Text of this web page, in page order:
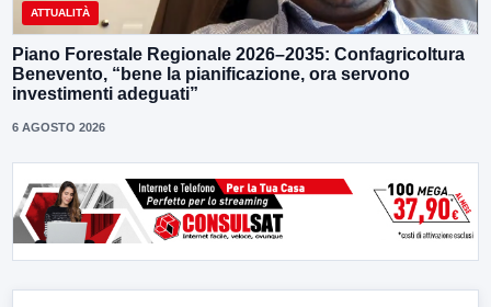
ATTUALITÀ
Piano Forestale Regionale 2026–2035: Confagricoltura
Benevento, “bene la pianificazione, ora servono
investimenti adeguati”
6 AGOSTO 2026